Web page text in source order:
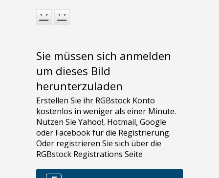
Sie müssen sich anmelden
um dieses Bild
herunterzuladen